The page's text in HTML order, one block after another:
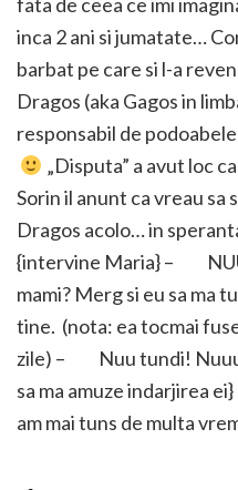
fata de ceea ce imi
inca 2 ani si jumatate…
barbat pe care si l-a
Dragos (aka Gagos in
responsabil de
„Disputa” a avut loc
Sorin il anunt ca vreau sa
Dragos acolo… in
{intervine Maria} –
mami? Merg si eu sa ma
tine. (nota: ea tocmai
zile) – Nuu tundi! Nuuu
sa ma amuze indarjirea
am mai tuns de multa